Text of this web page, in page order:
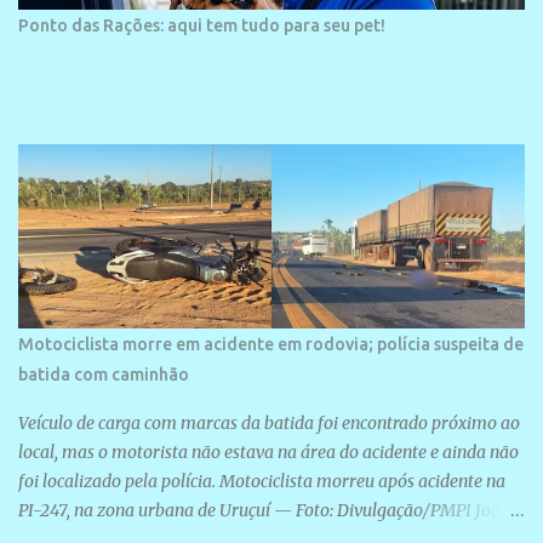
Ponto das Rações: aqui tem tudo para seu pet!
Motociclista morre em acidente em rodovia; polícia suspeita de
batida com caminhão
Veículo de carga com marcas da batida foi encontrado próximo ao
local, mas o motorista não estava na área do acidente e ainda não
foi localizado pela polícia. Motociclista morreu após acidente na
PI-247, na zona urbana de Uruçuí — Foto: Divulgação/PMPI João